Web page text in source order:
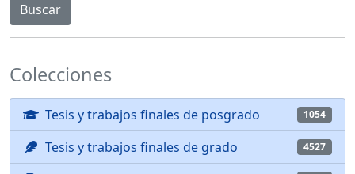
Colecciones
Tesis y trabajos finales de posgrado 1054
Tesis y trabajos finales de grado 4527